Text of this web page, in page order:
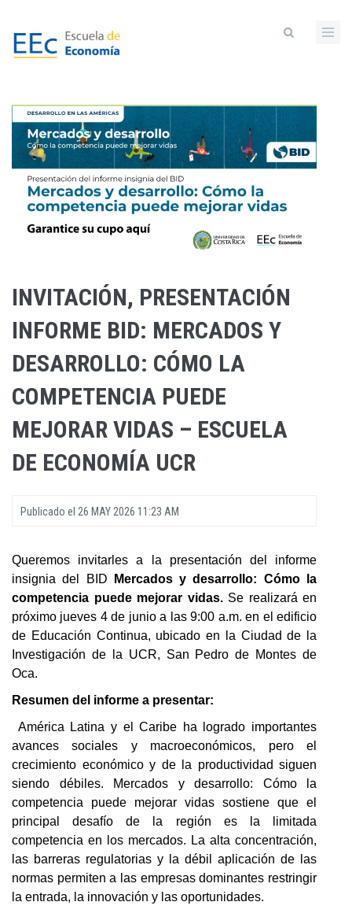
contenido
INVITACIÓN, PRESENTACIÓN
INFORME BID: MERCADOS Y
DESARROLLO: CÓMO LA
COMPETENCIA PUEDE
MEJORAR VIDAS – ESCUELA
DE ECONOMÍA UCR
Publicado el 26 MAY 2026 11:23 AM
Queremos invitarles a la presentación del informe
insignia del BID
Mercados y desarrollo: Cómo la
competencia puede mejorar vidas. Se realizará en
próximo jueves 4 de junio a las 9:00 a.m. en el edificio
de Educación Continua, ubicado en la Ciudad de la
Investigación de la UCR, San Pedro de Montes de
Oca.
Resumen del informe a presentar:
América Latina y el Caribe ha logrado importantes
avances sociales y macroeconómicos, pero el
crecimiento económico y de la productividad siguen
siendo débiles. Mercados y desarrollo: Cómo la
competencia puede mejorar vidas sostiene que el
principal desafío de la región es la limitada
competencia en los mercados. La alta concentración,
las barreras regulatorias y la débil aplicación de las
normas permiten a las empresas dominantes restringir
la entrada, la innovación y las oportunidades.